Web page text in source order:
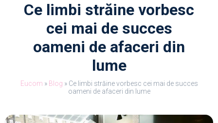
Ce limbi străine vorbesc
cei mai de succes
oameni de afaceri din
lume
Eucom » Blog » Ce limbi străine vorbesc cei mai de succes
oameni de afaceri din lume